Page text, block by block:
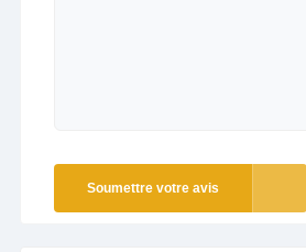
Soumettre votre avis